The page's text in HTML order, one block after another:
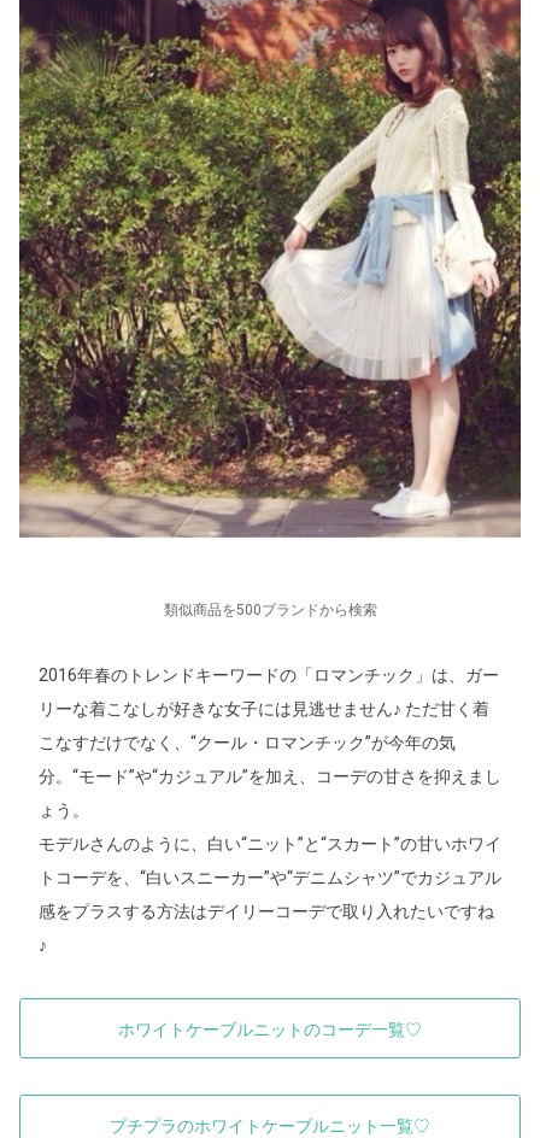
類似商品を500ブランドから検索
2016年春のトレンドキーワードの「ロマンチック」は、ガー
リーな着こなしが好きな女子には見逃せません♪ ただ甘く着
こなすだけでなく、“クール・ロマンチック”が今年の気
分。“モード”や“カジュアル”を加え、コーデの甘さを抑えまし
ょう。
モデルさんのように、白い“ニット”と“スカート”の甘いホワイ
トコーデを、“白いスニーカー”や“デニムシャツ”でカジュアル
感をプラスする方法はデイリーコーデで取り入れたいですね
♪
ホワイトケーブルニットのコーデ一覧♡
プチプラのホワイトケーブルニット一覧♡